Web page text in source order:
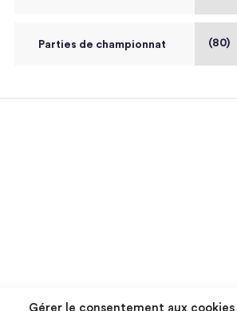
Gérer le consentement aux cookies
Parties de championnat (80)